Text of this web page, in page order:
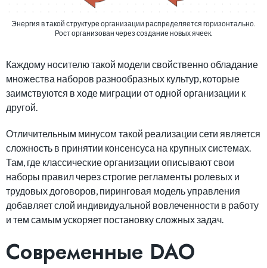
Энергия в такой структуре организации распределяется горизонтально.
Рост организован через создание новых ячеек.
Каждому носителю такой модели свойственно обладание
множества наборов разнообразных культур, которые
заимствуются в ходе миграции от одной организации к
другой.
Отличительным минусом такой реализации сети является
сложность в принятии консенсуса на крупных системах.
Там, где классические организации описывают свои
наборы правил через строгие регламенты ролевых и
трудовых договоров, пиринговая модель управления
добавляет слой индивидуальной вовлеченности в работу
и тем самым ускоряет постановку сложных задач.
Современные DAO